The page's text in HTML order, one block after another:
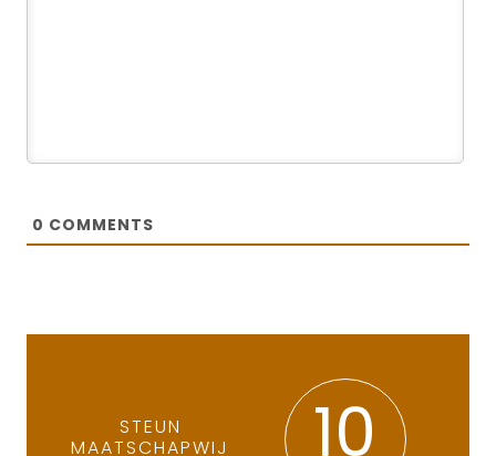
0 COMMENTS
STEUN
MAATSCHAPWIJ
10